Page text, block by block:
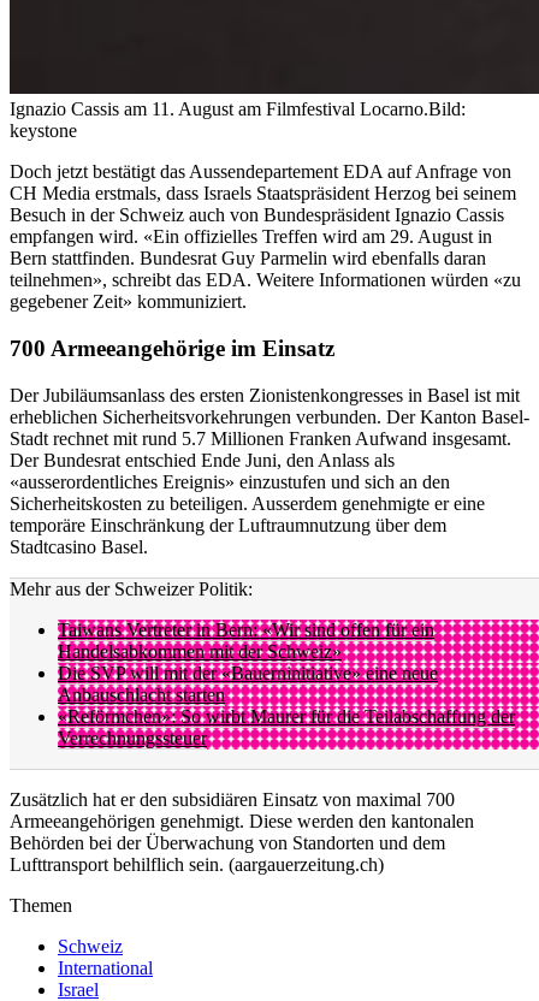
Ignazio Cassis am 11. August am Filmfestival Locarno.Bild:
keystone
Doch jetzt bestätigt das Aussendepartement EDA auf Anfrage von
CH Media erstmals, dass Israels Staatspräsident Herzog bei seinem
Besuch in der Schweiz auch von Bundespräsident Ignazio Cassis
empfangen wird. «Ein offizielles Treffen wird am 29. August in
Bern stattfinden. Bundesrat Guy Parmelin wird ebenfalls daran
teilnehmen», schreibt das EDA. Weitere Informationen würden «zu
gegebener Zeit» kommuniziert.
700 Armeeangehörige im Einsatz
Der Jubiläumsanlass des ersten Zionistenkongresses in Basel ist mit
erheblichen Sicherheitsvorkehrungen verbunden. Der Kanton Basel-
Stadt rechnet mit rund 5.7 Millionen Franken Aufwand insgesamt.
Der Bundesrat entschied Ende Juni, den Anlass als
«ausserordentliches Ereignis» einzustufen und sich an den
Sicherheitskosten zu beteiligen. Ausserdem genehmigte er eine
temporäre Einschränkung der Luftraumnutzung über dem
Stadtcasino Basel.
Mehr aus der Schweizer Politik:
Taiwans Vertreter in Bern: «Wir sind offen für ein
Handelsabkommen mit der Schweiz»
Die SVP will mit der «Bauerninitiative» eine neue
Anbauschlacht starten
«Reförmchen»: So wirbt Maurer für die Teilabschaffung der
Verrechnungssteuer
Zusätzlich hat er den subsidiären Einsatz von maximal 700
Armeeangehörigen genehmigt. Diese werden den kantonalen
Behörden bei der Überwachung von Standorten und dem
Lufttransport behilflich sein. (aargauerzeitung.ch)
Themen
Schweiz
International
Israel